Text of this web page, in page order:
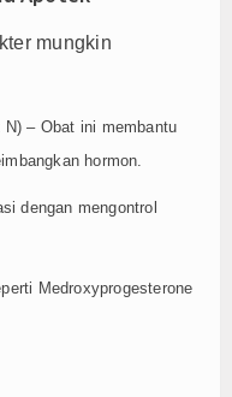
mungkin
– Obat ini membantu
hormon.
dengan mengontrol
Medroxyprogesterone